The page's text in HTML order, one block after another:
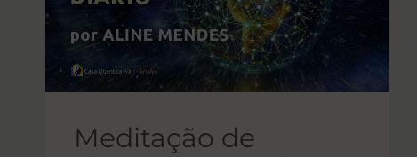
Meditação de